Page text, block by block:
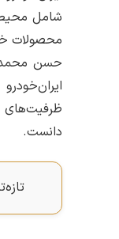
شامل
محصولات
حسن
ظرفیت‌های
دانست.